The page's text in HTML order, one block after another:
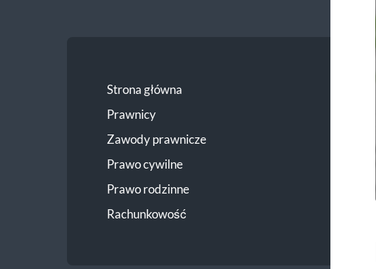
Strona główna
Prawnicy
Zawody prawnicze
Prawo cywilne
Prawo rodzinne
Rachunkowość